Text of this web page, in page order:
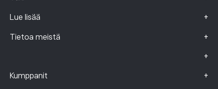
Lue lisää +
Tietoa meistä +
+
Kumppanit +